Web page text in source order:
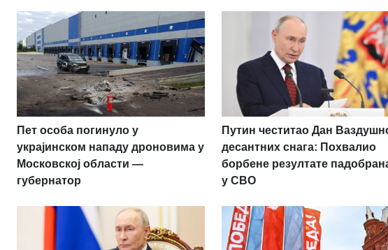
Пет особа погинуло у
украјинском нападу дроновима у
Московској области —
губернатор
Путин честитао Дан
десантних снага: Похвалио
борбене резултате
у СВО